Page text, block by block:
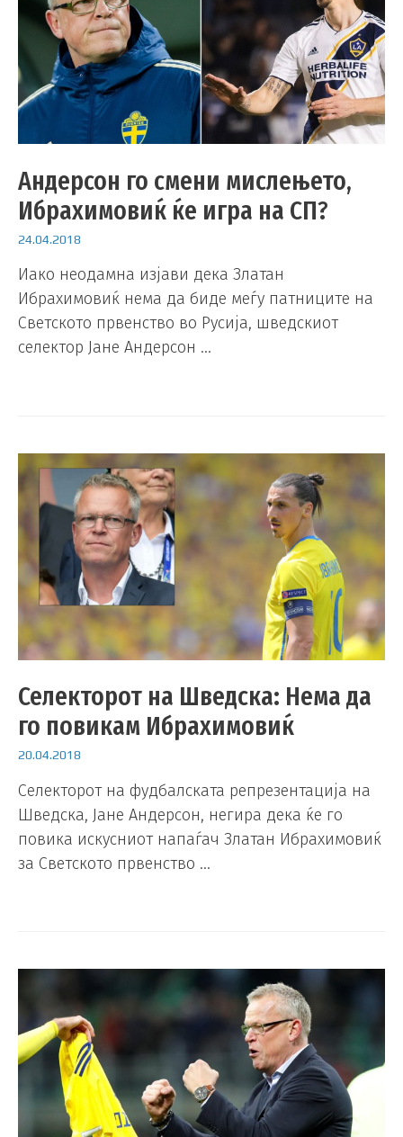
Андерсон го смени мислењето,
Ибрахимовиќ ќе игра на СП?
24.04.2018
Иако неодамна изјави дека Златан
Ибрахимовиќ нема да биде меѓу патниците на
Светското првенство во Русија, шведскиот
селектор Јане Андерсон …
Селекторот на Шведска: Нема да
го повикам Ибрахимовиќ
20.04.2018
Селекторот на фудбалската репрезентација на
Шведска, Јане Андерсон, негира дека ќе го
повика искусниот напаѓач Златан Ибрахимовиќ
за Светското првенство …